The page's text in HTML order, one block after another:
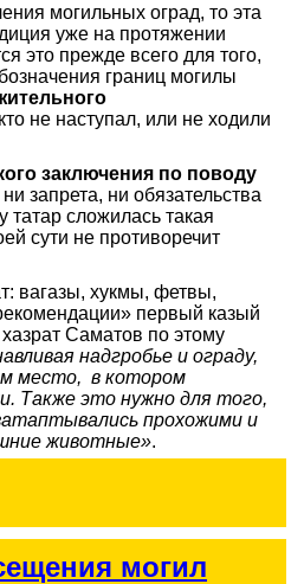
могильных оград, то эта
уже на протяжении
это прежде всего для того,
границ могилы
не наступал, или не ходили
заключения по поводу
ни запрета, ни обязательства
татар сложилась такая
сути не противоречит
вагазы, хукмы, фетвы,
первый казый
Саматов по этому
надгробье и ограду,
место, в котором
Также это нужно для того,
прохожими и
животные».
могил